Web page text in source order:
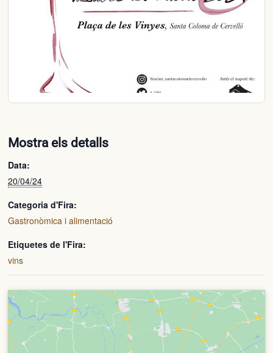
Mostra els detalls
Data:
20/04/24
Categoria d'Fira:
Gastronòmica i alimentació
Etiquetes de l'Fira:
vins